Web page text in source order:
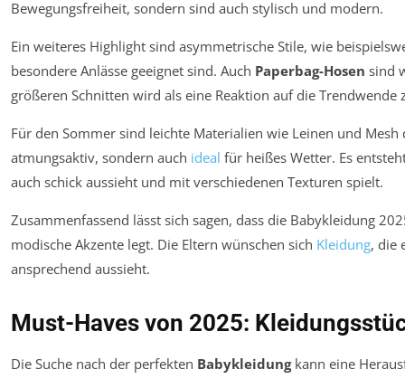
Bewegungsfreiheit, sondern sind auch stylisch und modern.
Ein weiteres Highlight sind asymmetrische Stile, wie
besondere Anlässe geeignet sind. Auch Paperbag-Hosen sind
größeren Schnitten wird als eine Reaktion auf die Trendwende
Für den Sommer sind leichte Materialien wie Leinen und
atmungsaktiv, sondern auch ideal für heißes Wetter. Es
auch schick aussieht und mit verschiedenen Texturen spielt.
Zusammenfassend lässt sich sagen, dass die Babykleidung
modische Akzente legt. Die Eltern wünschen sich Kleidung, die
ansprechend aussieht.
Must-Haves von 2025:
Die Suche nach der perfekten Babykleidungkann eine